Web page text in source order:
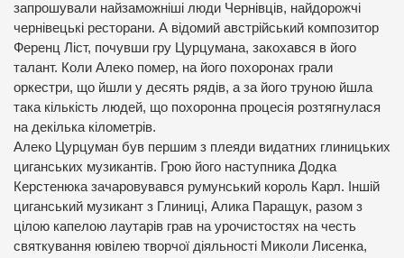
запрошували найзаможніші люди Чернівців, найдорожчі
чернівецькі ресторани. А відомий австрійський композитор
Ференц Ліст, почувши гру Цурцумана, закохався в його
талант. Коли Алеко помер, на його похоронах грали
оркестри, що йшли у десять рядів, а за його труною йшла
така кількість людей, що похоронна процесія розтягнулася
на декілька кілометрів.
Алеко Цурцуман був першим з плеяди видатних глиницьких
циганських музикантів. Грою його наступника Додка
Керстенюка зачаровувався румунський король Карл. Іншій
циганський музикант з Глиниці, Алика Паращук, разом з
цілою капелою лаутарів грав на урочистостях на честь
святкування ювілею творчої діяльності Миколи Лисенка,